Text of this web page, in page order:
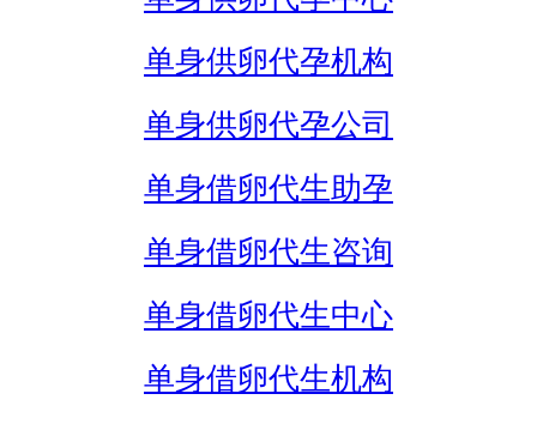
单身供卵代孕机构
单身供卵代孕公司
单身借卵代生助孕
单身借卵代生咨询
单身借卵代生中心
单身借卵代生机构